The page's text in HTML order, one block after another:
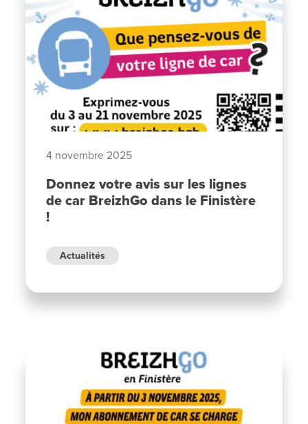
4 novembre 2025
Donnez votre avis sur les lignes
de car BreizhGo dans le Finistère
!
Actualités